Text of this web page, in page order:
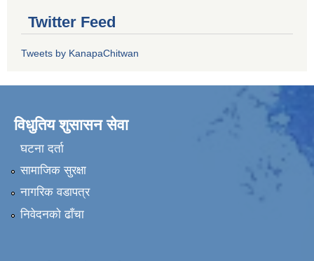
Twitter Feed
Tweets by KanapaChitwan
विधुतिय शुसासन सेवा
घटना दर्ता
सामाजिक सुरक्षा
नागरिक वडापत्र
निवेदनकाे ढाँचा